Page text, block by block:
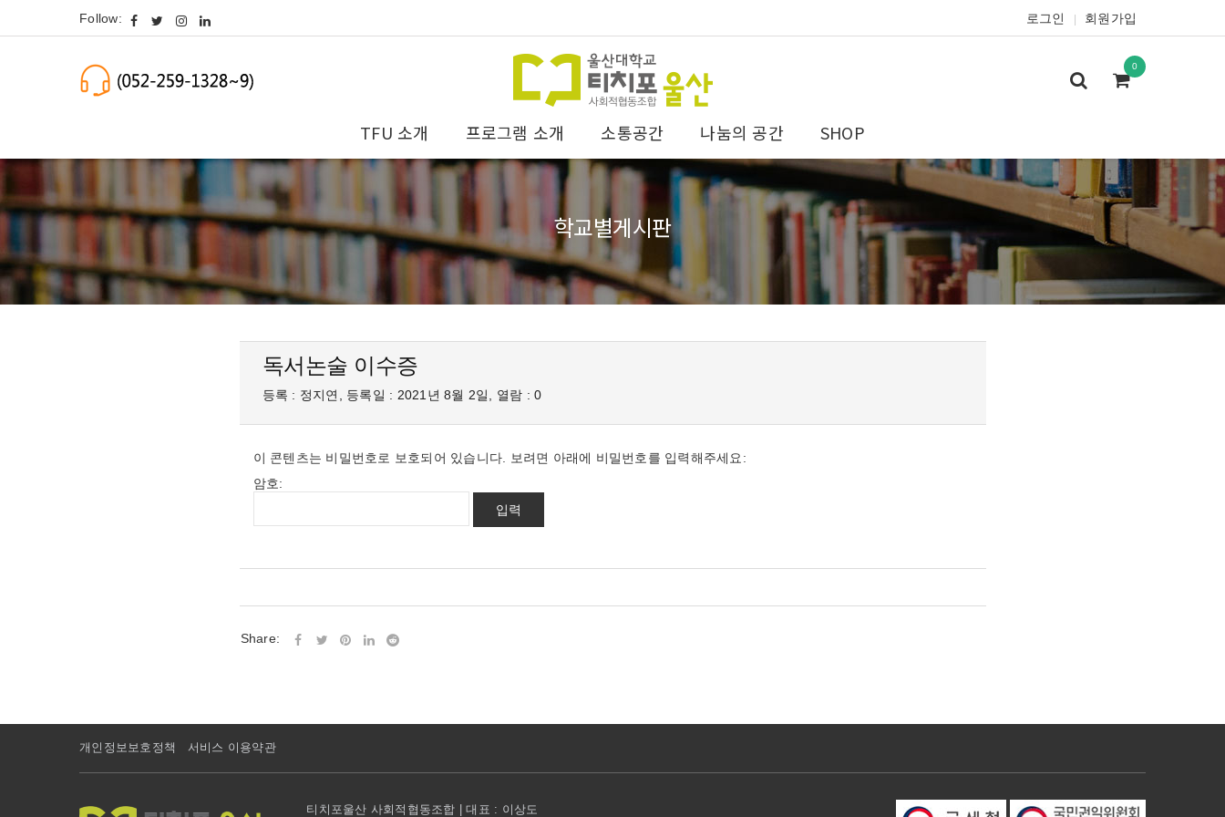
Follow: 로그인 회원가입
0
TFU 소개 프로그램 소개 소통공간 나눔의 공간 SHOP
학교별게시판
독서논술 이수증
등록 : 정지연, 등록일 : 2021년 8월 2일, 열람 : 0
이 콘텐츠는 비밀번호로 보호되어 있습니다. 보려면 아래에 비밀번호를 입력해주세요:
암호:
Share:
개인정보보호정책 서비스 이용약관
티치포울산 사회적협동조합 | 대표 : 이상도